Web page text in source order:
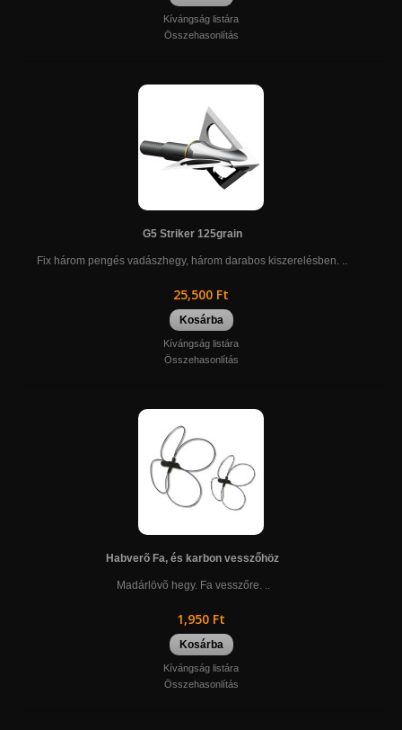
Kívángság listára
Összehasonlítás
G5 Striker 125grain
Fix három pengés vadászhegy, három darabos kiszerelésben. ..
25,500 Ft
Kosárba
Kívángság listára
Összehasonlítás
Habverõ Fa, és karbon vesszőhöz
Madárlövõ hegy. Fa vesszőre. ..
1,950 Ft
Kosárba
Kívángság listára
Összehasonlítás